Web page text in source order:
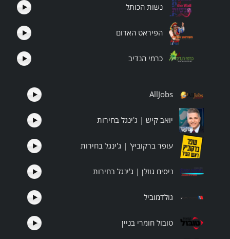
נשות הכותל
הפיראט האדום
כרמי הנדיב
AllJobs
יואב קיש | ג'ינגל בחירות
עופר ברקוביץ' | ג'ינגל בחירות
ניסים גוזלן | ג'ינגל בחירות
גולדמוביל
טובול חומרי בניין